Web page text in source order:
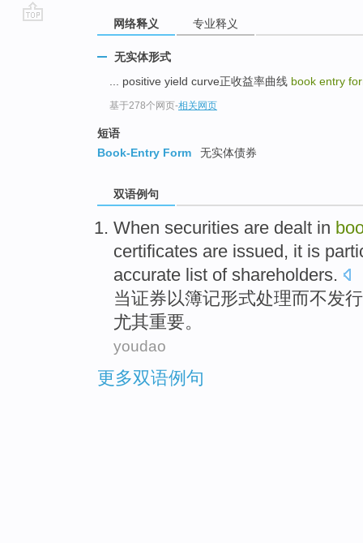
网络释义 专业释义
无实体形式
... positive yield curve正收益率曲线 book entry
基于278个网页-相关网页
短语
Book-Entry Form
无实体债券
双语例句
When securities are dealt in
certificates are issued , it is
accurate list of shareholders.
当证券以簿记形式处理而不发行
尤其重要。
youdao
更多双语例句